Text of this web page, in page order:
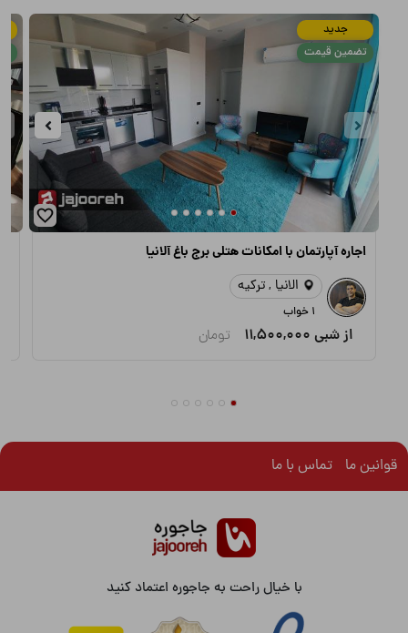
جدید
تضمین قیمت
اجاره آپارتمان با امکانات هتلی برج باغ آلانیا
الانیا , ترکیه
1 خواب
از شبی 11,500,000 تومان
قوانین ما تماس با ما
با خیال راحت به جاجوره اعتماد کنید